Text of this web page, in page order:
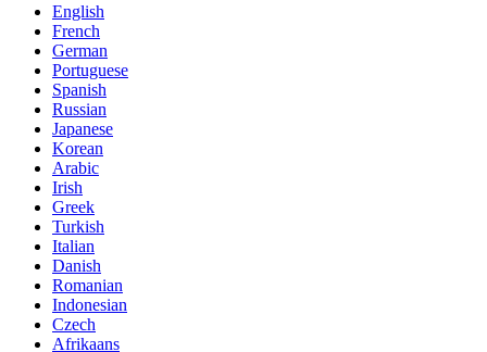
English
French
German
Portuguese
Spanish
Russian
Japanese
Korean
Arabic
Irish
Greek
Turkish
Italian
Danish
Romanian
Indonesian
Czech
Afrikaans